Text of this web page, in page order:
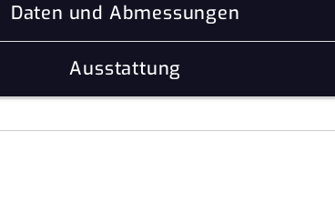
Daten und Abmessungen
Ausstattung